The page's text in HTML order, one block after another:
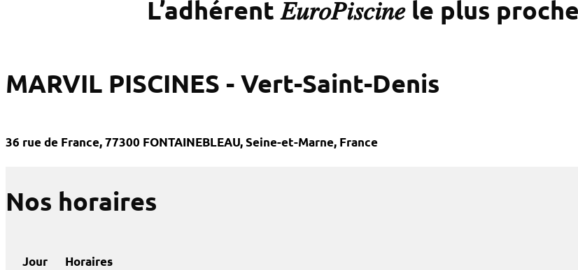
L’adhérent 𝐸𝑢𝑟𝑜𝑃𝑖𝑠𝑐𝑖𝑛𝑒 le plus
MARVIL PISCINES - Vert-Saint-Denis
36 rue de France, 77300 FONTAINEBLEAU, Seine-et-Marne, France
Nos horaires
Jour
Horaires